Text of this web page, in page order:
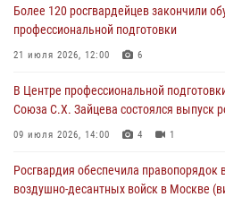
05 августа 2026, 12:39
Московские росгвардейцы обеспечили
05 августа 2026, 12:35
Делегация МВД Республики Беларусь
04 августа 2026, 18:16 5
Более 120 росгвардейцев закончили
профессиональной подготовки
21 июля 2026, 12:00 6
В Центре профессиональной
Союза С.Х. Зайцева состоялся выпуск
09 июля 2026, 14:00 4 1
Росгвардия обеспечила
воздушно-десантных войск в Москве